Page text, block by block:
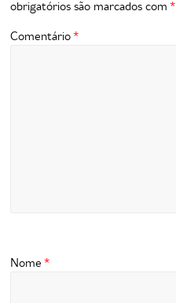
obrigatórios são marcados com*
Comentário*
Nome*